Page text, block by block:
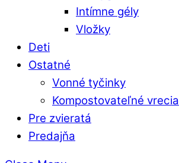
Intímne gély
Vložky
Deti
Ostatné
Vonné tyčinky
Kompostovateľné vrecia
Pre zvieratá
Predajňa